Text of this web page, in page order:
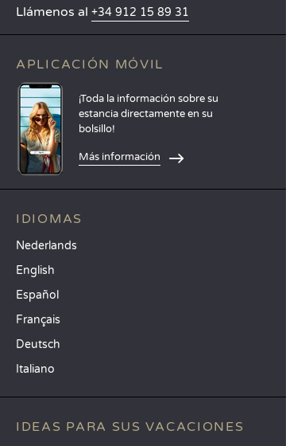
Llámenos al +34 912 15 89 31
APLICACIÓN MÓVIL
¡Toda la información sobre su
estancia directamente en su
bolsillo!
Más información
IDIOMAS
Nederlands
English
Español
Français
Deutsch
Italiano
IDEAS PARA SUS VACACIONES